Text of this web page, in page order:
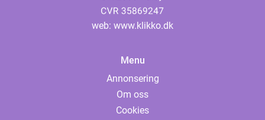
web: www.klikko.dk
Menu
Annonsering
Om oss
Cookies